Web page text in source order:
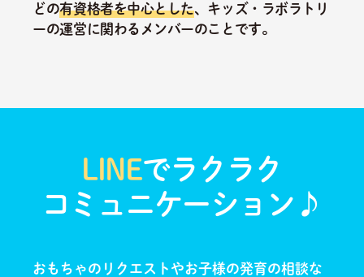
どの有資格者を中心とした、キッズ・ラボラトリ
ーの運営に関わるメンバーのことです。
LINEでラクラク
コミュニケーション♪
おもちゃのリクエストやお子様の発育の相談な